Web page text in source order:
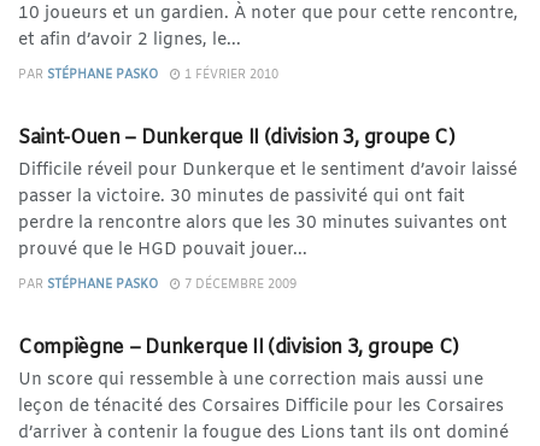
10 joueurs et un gardien. À noter que pour cette rencontre,
et afin d’avoir 2 lignes, le...
PAR STÉPHANE PASKO 1 FÉVRIER 2010
Saint-Ouen – Dunkerque II (division 3, groupe C)
Difficile réveil pour Dunkerque et le sentiment d’avoir laissé
passer la victoire. 30 minutes de passivité qui ont fait
perdre la rencontre alors que les 30 minutes suivantes ont
prouvé que le HGD pouvait jouer...
PAR STÉPHANE PASKO 7 DÉCEMBRE 2009
Compiègne – Dunkerque II (division 3, groupe C)
Un score qui ressemble à une correction mais aussi une
leçon de ténacité des Corsaires Difficile pour les Corsaires
d’arriver à contenir la fougue des Lions tant ils ont dominé